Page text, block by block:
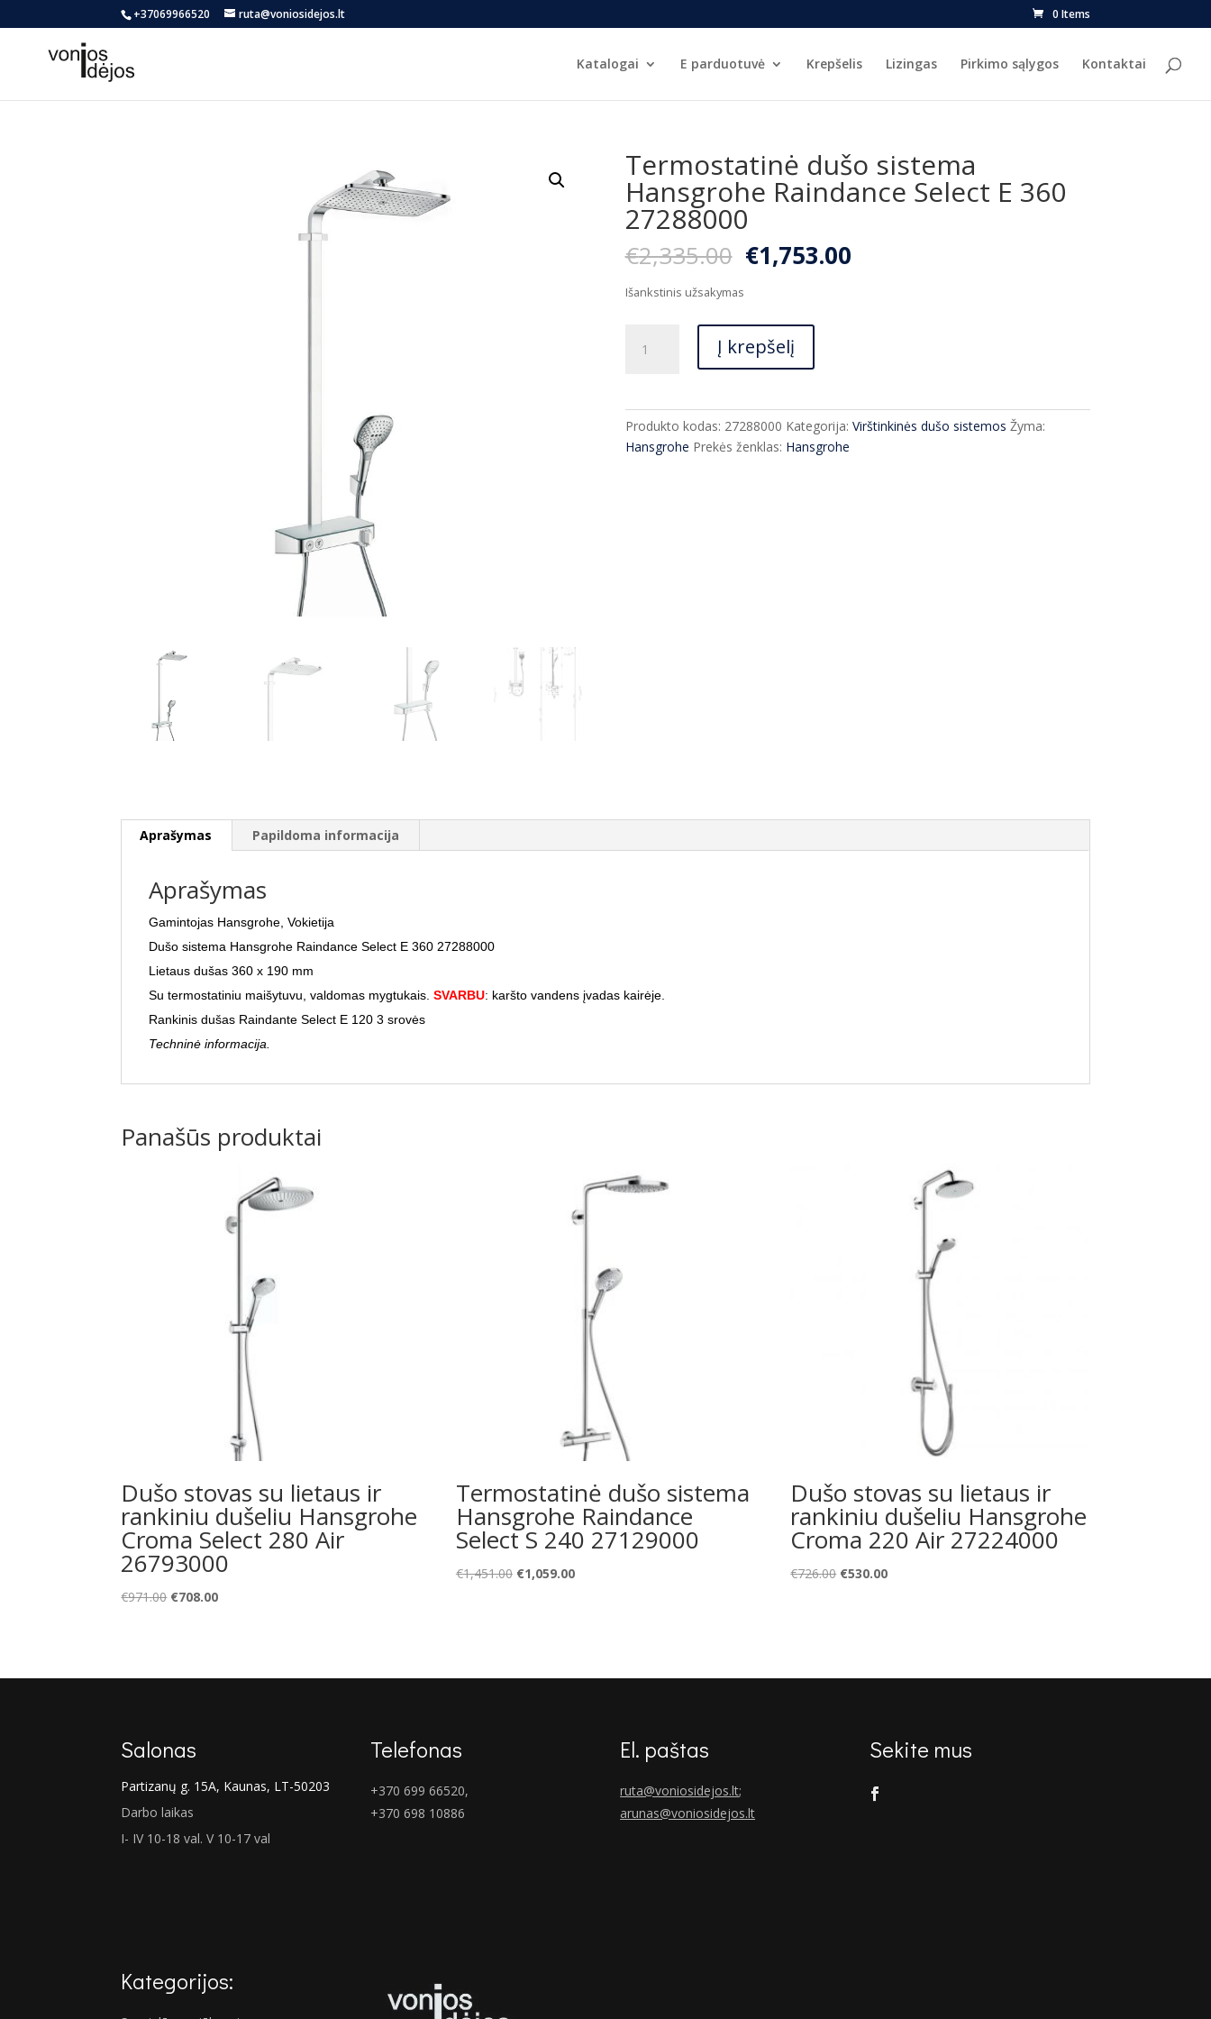
+37069966520 ruta@voniosidejos.lt 0 Items
Katalogai E parduotuvė Krepšelis Lizingas Pirkimo sąlygos Kontaktai
Termostatinė dušo sistema
Hansgrohe Raindance Select E 360
27288000
€2,335.00 Original
price
€2,335.00.
€1,753.00Current
Išankstinis užsakymas
kiekis:
Termostatinė
sistema
Hansgrohe
Raindance
Į krepšelį
Produkto kodas: 27288000 Kategorija: Virštinkinės dušo sistemos Žyma:
Hansgrohe Prekės ženklas: Hansgrohe
Aprašymas Papildoma informacija
Aprašymas
Gamintojas Hansgrohe, Vokietija
Dušo sistema Hansgrohe Raindance Select E 360 27288000
Lietaus dušas 360 x 190 mm
Su termostatiniu maišytuvu, valdomas mygtukais.SVARBU: karšto vandens įvadas kairėje.
Rankinis dušas Raindante Select E 120 3 srovės
Techninė informacija.
Panašūs produktai
Dušo stovas su lietaus ir
rankiniu dušeliu Hansgrohe
Croma Select 280 Air
26793000
€971.00 Original
€708.00Current
Termostatinė dušo sistema
Hansgrohe Raindance
Select S 240 27129000
€1,451.00 Original
€1,059.00Current
Dušo stovas su lietaus ir
rankiniu dušeliu Hansgrohe
Croma 220 Air 27224000
€726.00 Original
€530.00Current
Salonas
Partizanų g. 15A, Kaunas, LT-50203
Darbo laikas
I- IV 10-18 val. V 10-17 val
Telefonas
+370 699 66520,
+370 698 10886
El. paštas
ruta@voniosidejos.lt;
arunas@voniosidejos.lt
Sekite mus
Kategorijos: